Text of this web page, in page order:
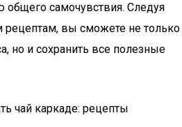
общего самочувствия. Следуя
вы сможете не только
но и сохранить все полезные
чай каркаде: рецепты